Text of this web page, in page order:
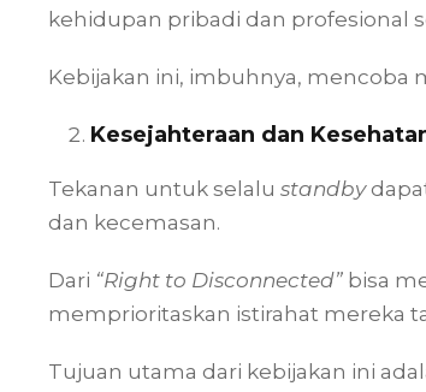
kehidupan pribadi dan profesional
Kebijakan ini, imbuhnya, mencoba
Kesejahteraan dan
Tekanan untuk selalu standby
dan kecemasan.
Dari “Right to Disconnected” bisa
memprioritaskan istirahat mereka
Tujuan utama dari kebijakan ini